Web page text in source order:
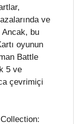
ve
Ancak, bu
oyunun
Battle
5 ve
çevrimiçi